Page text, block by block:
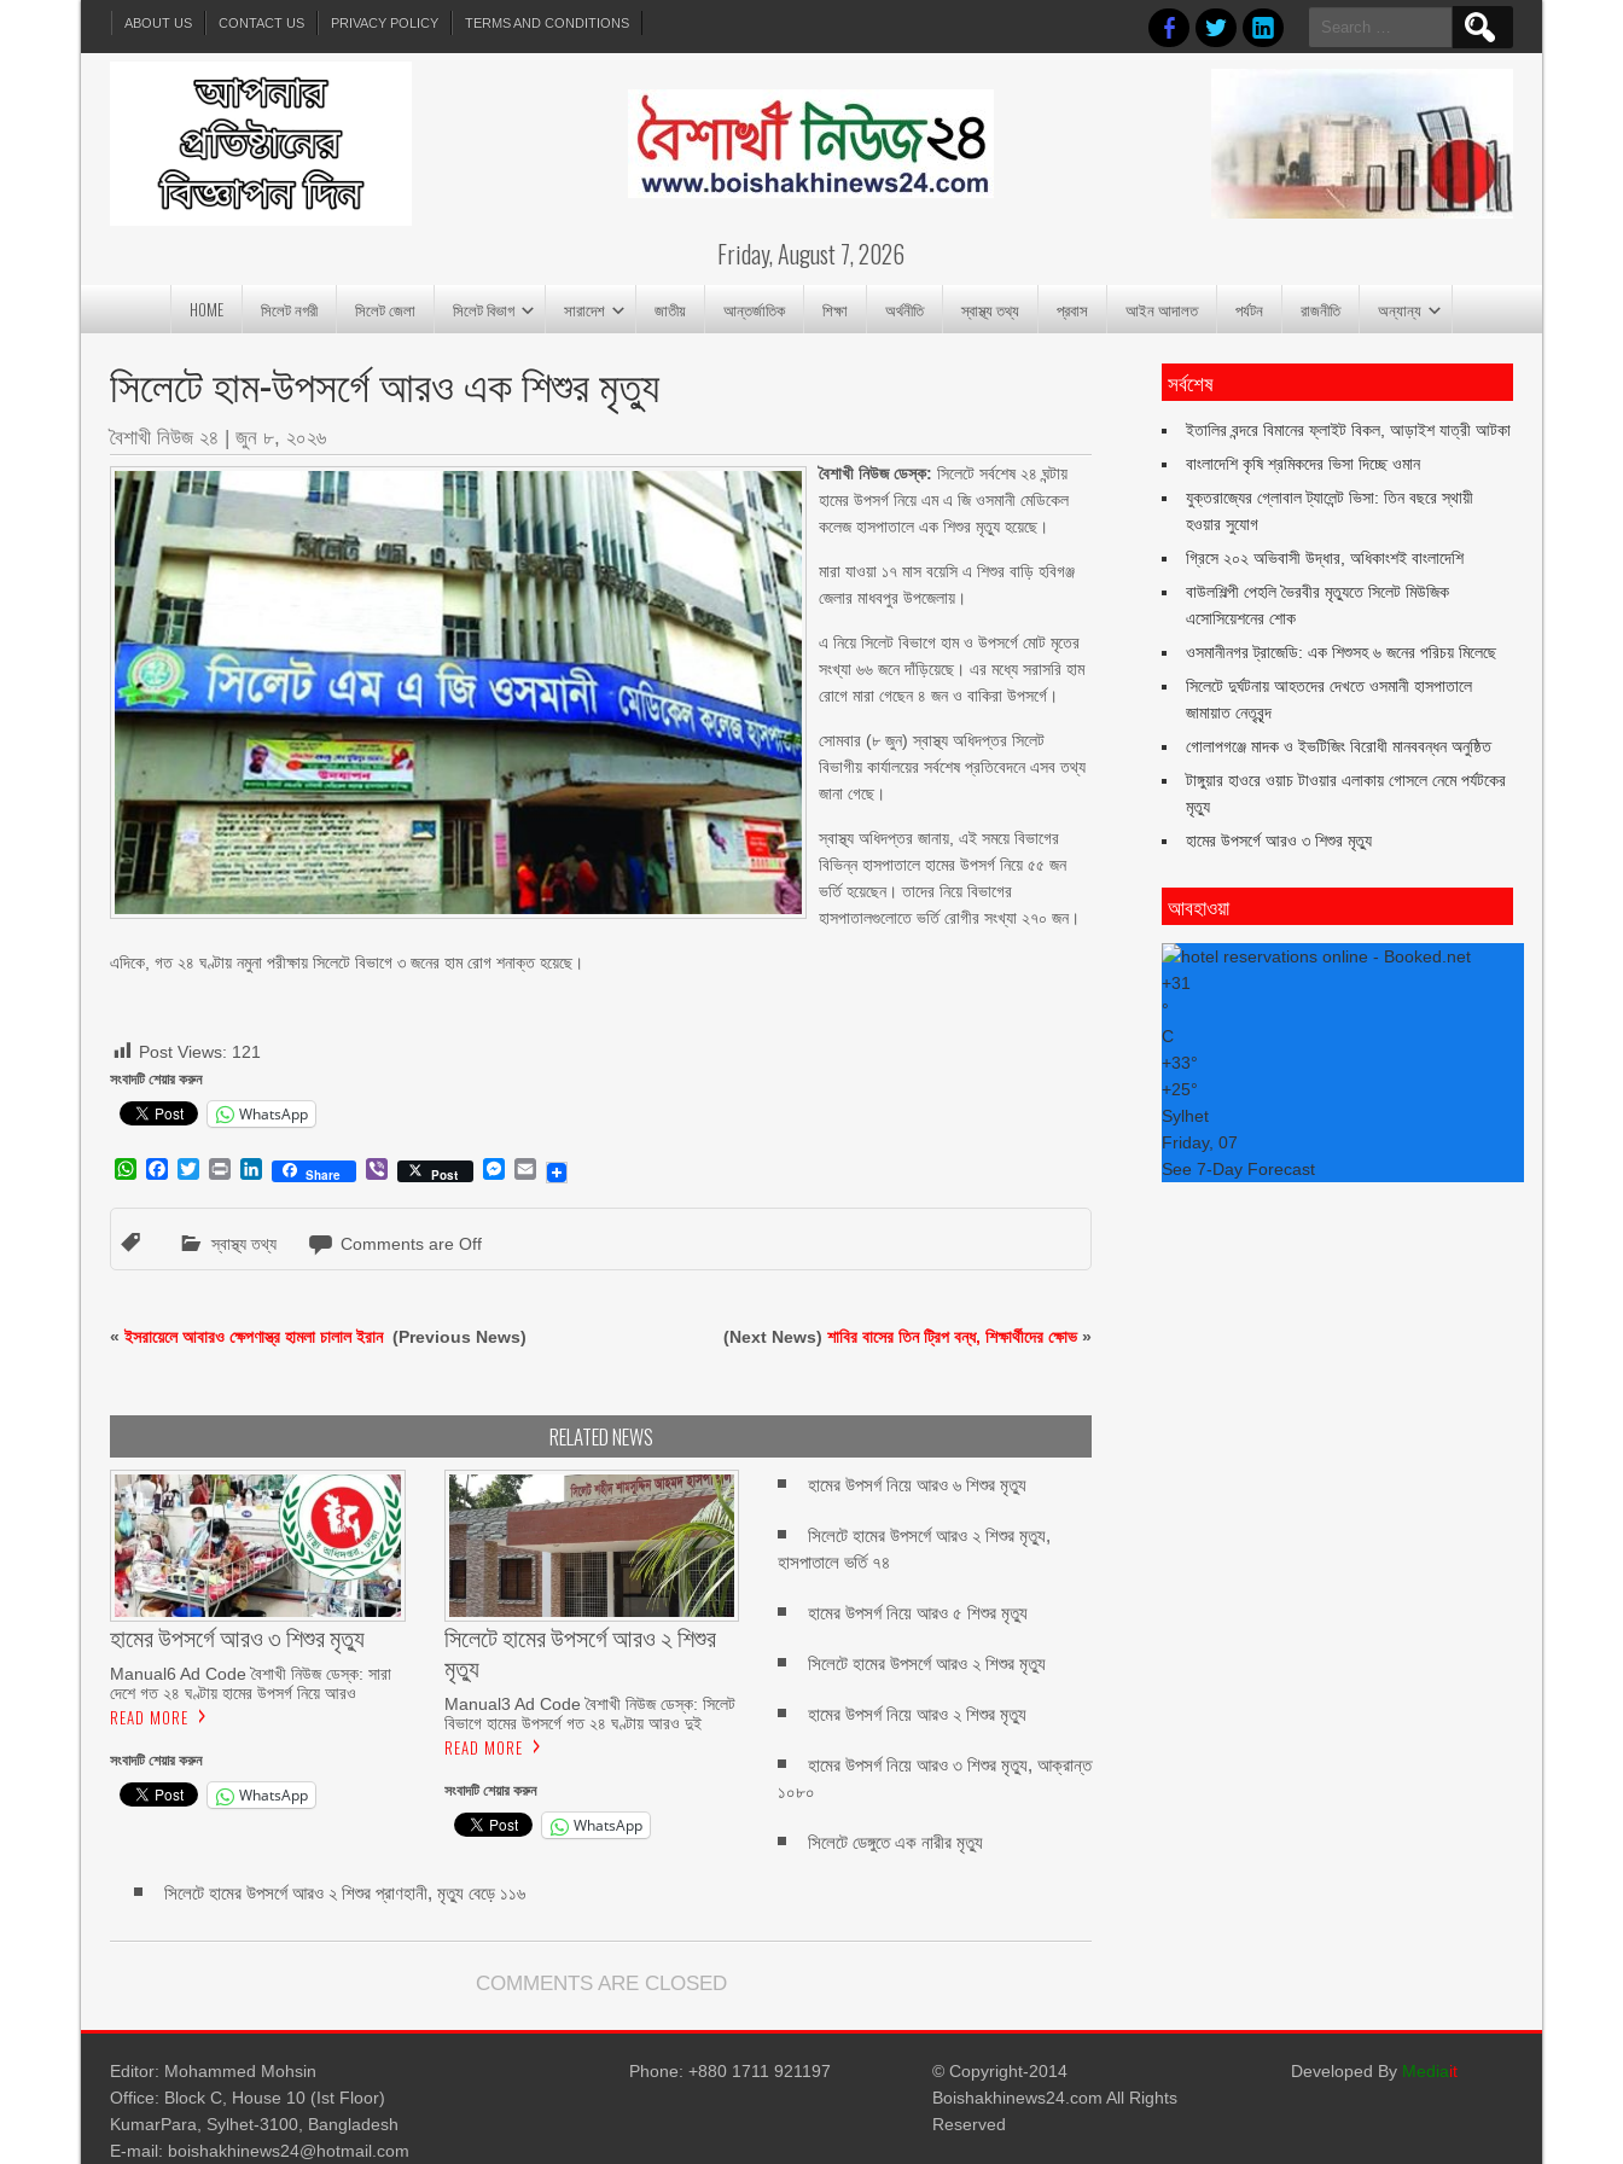
ABOUT US CONTACT US PRIVACY POLICY TERMS AND CONDITIONS
Search
for:
Friday, August 7, 2026
HOME সিলেট নগরী সিলেট জেলা সিলেট বিভাগ সারাদেশ জাতীয় আন্তর্জাতিক শিক্ষা অর্থনীতি স্বাস্থ্য তথ্য প্রবাস আইন আদালত পর্যটন রাজনীতি অন্যান্য
সিলেটে হাম-উপসর্গে আরও এক শিশুর মৃত্যু
বৈশাখী নিউজ ২৪ |জুন ৮, ২০২৬
বৈশাখী নিউজ ডেস্ক: সিলেটে সর্বশেষ ২৪ ঘন্টায়
হামের উপসর্গ নিয়ে এম এ জি ওসমানী মেডিকেল
কলেজ হাসপাতালে এক শিশুর মৃত্যু হয়েছে।
মারা যাওয়া ১৭ মাস বয়েসি এ শিশুর বাড়ি হবিগঞ্জ
জেলার মাধবপুর উপজেলায়।
এ নিয়ে সিলেট বিভাগে হাম ও উপসর্গে মোট মৃতের
সংখ্যা ৬৬ জনে দাঁড়িয়েছে। এর মধ্যে সরাসরি হাম
রোগে মারা গেছেন ৪ জন ও বাকিরা উপসর্গে।
সোমবার (৮ জুন) স্বাস্থ্য অধিদপ্তর সিলেট
বিভাগীয় কার্যালয়ের সর্বশেষ প্রতিবেদনে এসব তথ্য
জানা গেছে।
স্বাস্থ্য অধিদপ্তর জানায়, এই সময়ে বিভাগের
বিভিন্ন হাসপাতালে হামের উপসর্গ নিয়ে ৫৫ জন
ভর্তি হয়েছেন। তাদের নিয়ে বিভাগের
হাসপাতালগুলোতে ভর্তি রোগীর সংখ্যা ২৭০ জন।
এদিকে, গত ২৪ ঘণ্টায় নমুনা পরীক্ষায় সিলেটে বিভাগে ৩ জনের হাম রোগ শনাক্ত হয়েছে।
Post Views: 121
সংবাদটি শেয়ার করুন
WhatsApp
WhatsApp
Facebook
Twitter
Print LinkedIn
Share ViberPost Messenger
Email
স্বাস্থ্য তথ্য Comments are Off
«ইসরায়েলে আবারও ক্ষেপণাস্ত্র হামলা চালাল ইরান (Previous News) (Next News)শাবির বাসের তিন ট্রিপ বন্ধ, শিক্ষার্থীদের ক্ষোভ»
RELATED NEWS
হামের উপসর্গে আরও ৩ শিশুর মৃত্যু
Manual6 Ad Code বৈশাখী নিউজ ডেস্ক: সারা
দেশে গত ২৪ ঘণ্টায় হামের উপসর্গ নিয়ে আরও
READ MORE
সংবাদটি শেয়ার করুন
WhatsApp
সিলেটে হামের উপসর্গে আরও ২ শিশুর
মৃত্যু
Manual3 Ad Code বৈশাখী নিউজ ডেস্ক: সিলেট
বিভাগে হামের উপসর্গে গত ২৪ ঘণ্টায় আরও দুই
READ MORE
সংবাদটি শেয়ার করুন
WhatsApp
হামের উপসর্গ নিয়ে আরও ৬ শিশুর মৃত্যু
সিলেটে হামের উপসর্গে আরও ২ শিশুর মৃত্যু,
হাসপাতালে ভর্তি ৭৪
হামের উপসর্গ নিয়ে আরও ৫ শিশুর মৃত্যু
সিলেটে হামের উপসর্গে আরও ২ শিশুর মৃত্যু
হামের উপসর্গ নিয়ে আরও ২ শিশুর মৃত্যু
হামের উপসর্গ নিয়ে আরও ৩ শিশুর মৃত্যু, আক্রান্ত
১০৮০
সিলেটে ডেঙ্গুতে এক নারীর মৃত্যু
সিলেটে হামের উপসর্গে আরও ২ শিশুর প্রাণহানী, মৃত্যু বেড়ে ১১৬
COMMENTS ARE CLOSED
সর্বশেষ
ইতালির বন্দরে বিমানের ফ্লাইট বিকল, আড়াইশ যাত্রী আটকা
বাংলাদেশি কৃষি শ্রমিকদের ভিসা দিচ্ছে ওমান
যুক্তরাজ্যের গ্লোবাল ট্যালেন্ট ভিসা: তিন বছরে স্থায়ী
হওয়ার সুযোগ
গ্রিসে ২০২ অভিবাসী উদ্ধার, অধিকাংশই বাংলাদেশি
বাউলশিল্পী পেহলি ভৈরবীর মৃত্যুতে সিলেট মিউজিক
এসোসিয়েশনের শোক
ওসমানীনগর ট্রাজেডি: এক শিশুসহ ৬ জনের পরিচয় মিলেছে
সিলেটে দুর্ঘটনায় আহতদের দেখতে ওসমানী হাসপাতালে
জামায়াত নেতৃবৃন্দ
গোলাপগঞ্জে মাদক ও ইভটিজিং বিরোধী মানববন্ধন অনুষ্ঠিত
টাঙ্গুয়ার হাওরে ওয়াচ টাওয়ার এলাকায় গোসলে নেমে পর্যটকের
মৃত্যু
হামের উপসর্গে আরও ৩ শিশুর মৃত্যু
আবহাওয়া
+31
°
C
+33°
+25°
Sylhet
Friday, 07
See 7-Day Forecast
Editor: Mohammed Mohsin
Office: Block C, House 10 (Ist Floor)
KumarPara, Sylhet-3100, Bangladesh
E-mail: boishakhinews24@hotmail.com
Phone: +880 1711 921197
© Copyright-2014
Boishakhinews24.com All Rights
Reserved
Developed By Mediait